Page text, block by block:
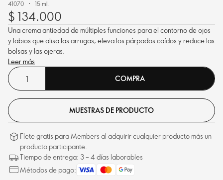
41070 15 ml.
$ 134.000
Una crema antiedad de múltiples funciones para el contorno de ojos
y labios que alisa las arrugas, eleva los párpados caídos y reduce las
bolsas y las ojeras.
Leer más
COMPRA
MUESTRAS DE PRODUCTO
Flete gratis para Members al adquirir cualquier producto más un
producto participante.
Tiempo de entrega: 3 – 4 días laborables
Métodos de pago: